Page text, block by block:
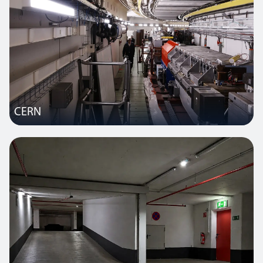
CERN
Thorlux ist stolz darauf, dieses weltberühmte wissenschaftliche
Institut mit maßgeschneiderten, strahlungsbeständigen Standard-
und Notbeleuchtungssystemen beliefert zu haben. Dabei arbeitete
das Unternehmen über mehrere Jahre hinweg eng mit dem
Kunden zusammen und fertigte Leuchten nach dessen
anspruchsvollen Vorgaben.